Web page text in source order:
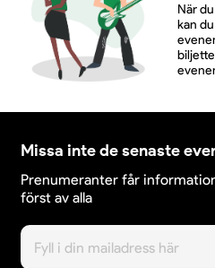
Publiken kan se fram emot
ny energi och stark
blir en kväll med puls,
växlar mellan intensitet och
kraft. Panda Da Panda
ut att bli ännu ett starkt
När
kan
Missa inte de senaste
Prenumeranter får
först av alla